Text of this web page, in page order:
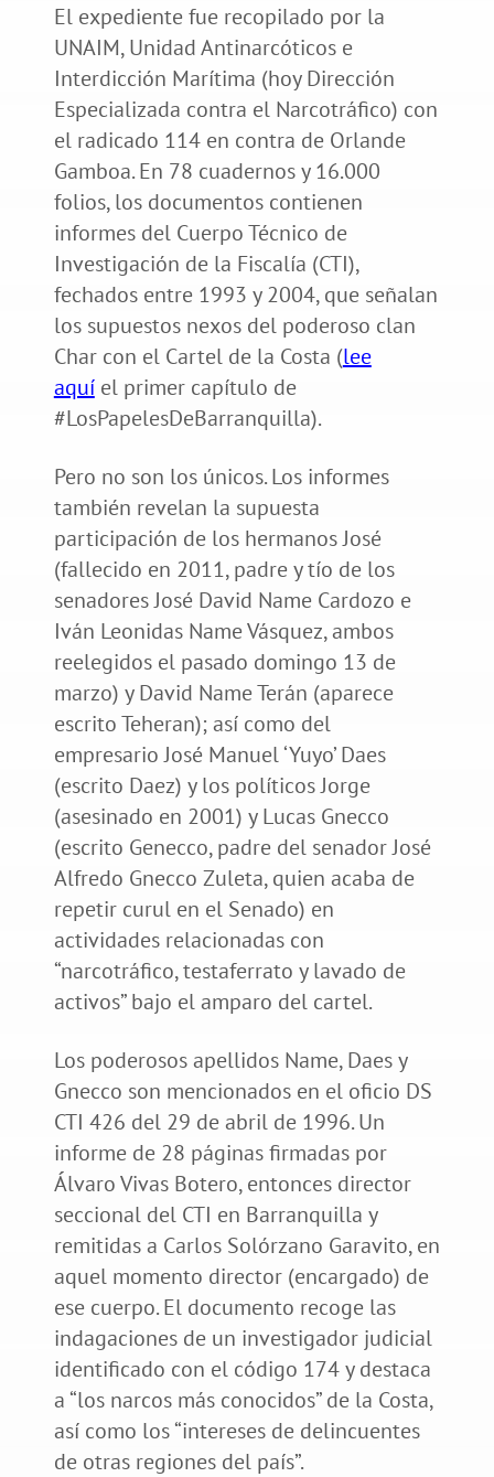
El expediente fue recopilado por la
UNAIM, Unidad Antinarcóticos e
Interdicción Marítima (hoy Dirección
Especializada contra el Narcotráfico) con
el radicado 114 en contra de Orlande
Gamboa. En 78 cuadernos y 16.000
folios, los documentos contienen
informes del Cuerpo Técnico de
Investigación de la Fiscalía (CTI),
fechados entre 1993 y 2004, que señalan
los supuestos nexos del poderoso clan
Char con el Cartel de la Costa (lee
aquíel primer capítulo de
#LosPapelesDeBarranquilla).
Pero no son los únicos. Los informes
también revelan la supuesta
participación de los hermanos José
(fallecido en 2011, padre y tío de los
senadores José David Name Cardozo e
Iván Leonidas Name Vásquez, ambos
reelegidos el pasado domingo 13 de
marzo) y David Name Terán (aparece
escrito Teheran); así como del
empresario José Manuel ‘Yuyo’ Daes
(escrito Daez) y los políticos Jorge
(asesinado en 2001) y Lucas Gnecco
(escrito Genecco, padre del senador José
Alfredo Gnecco Zuleta, quien acaba de
repetir curul en el Senado) en
actividades relacionadas con
“narcotráfico, testaferrato y lavado de
activos” bajo el amparo del cartel.
Los poderosos apellidos Name, Daes y
Gnecco son mencionados en el oficio DS
CTI 426 del 29 de abril de 1996. Un
informe de 28 páginas firmadas por
Álvaro Vivas Botero, entonces director
seccional del CTI en Barranquilla y
remitidas a Carlos Solórzano Garavito, en
aquel momento director (encargado) de
ese cuerpo. El documento recoge las
indagaciones de un investigador judicial
identificado con el código 174 y destaca
a “los narcos más conocidos” de la Costa,
así como los “intereses de delincuentes
de otras regiones del país”.